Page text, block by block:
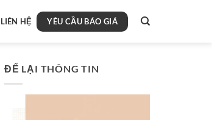
LIÊN HỆ YÊU CẦU BÁO GIÁ
ĐỂ LẠI THÔNG TIN